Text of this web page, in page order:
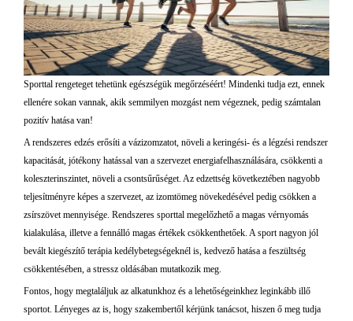
Sporttal rengeteget tehetünk egészségük megőrzéséért! Mindenki tudja ezt, ennek
ellenére sokan vannak, akik semmilyen mozgást nem végeznek, pedig számtalan
pozitív hatása van!
A rendszeres edzés erősíti a vázizomzatot, növeli a keringési- és a légzési rendszer
kapacitását, jótékony hatással van a szervezet energiafelhasználására, csökkenti a
koleszterinszintet, növeli a csontsűrűséget. Az edzettség következtében nagyobb
teljesítményre képes a szervezet, az izomtömeg növekedésével pedig csökken a
zsírszövet mennyisége. Rendszeres sporttal megelőzhető a magas vérnyomás
kialakulása, illetve a fennálló magas értékek csökkenthetőek. A sport nagyon jól
bevált kiegészítő terápia kedélybetegségeknél is, kedvező hatása a feszültség
csökkentésében, a stressz oldásában mutatkozik meg.
Fontos, hogy megtaláljuk az alkatunkhoz és a lehetőségeinkhez leginkább illő
sportot. Lényeges az is, hogy szakembertől kérjünk tanácsot, hiszen ő meg tudja